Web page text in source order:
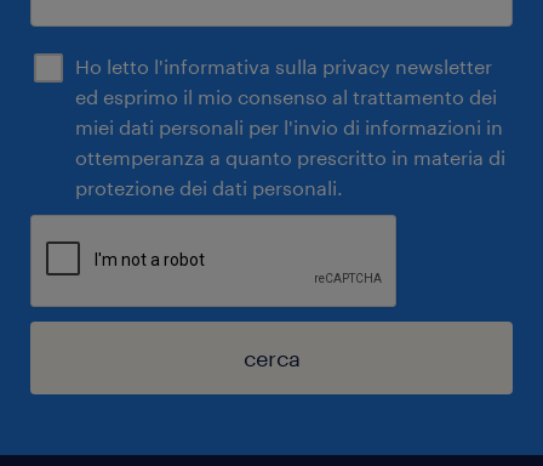
Ho letto l'informativa sulla privacy newsletter
ed esprimo il mio consenso al trattamento dei
miei dati personali per l'invio di informazioni in
ottemperanza a quanto prescritto in materia di
protezione dei dati personali.
cerca